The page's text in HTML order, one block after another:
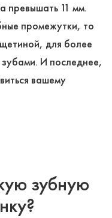
превышать 11 мм.
промежутки, то
для более
И последнее,
вашему
зубную